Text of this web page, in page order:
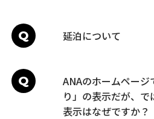
Q 延泊について
Q
ANAのホームページ
り」の表示だが、で
表示はなぜですか？